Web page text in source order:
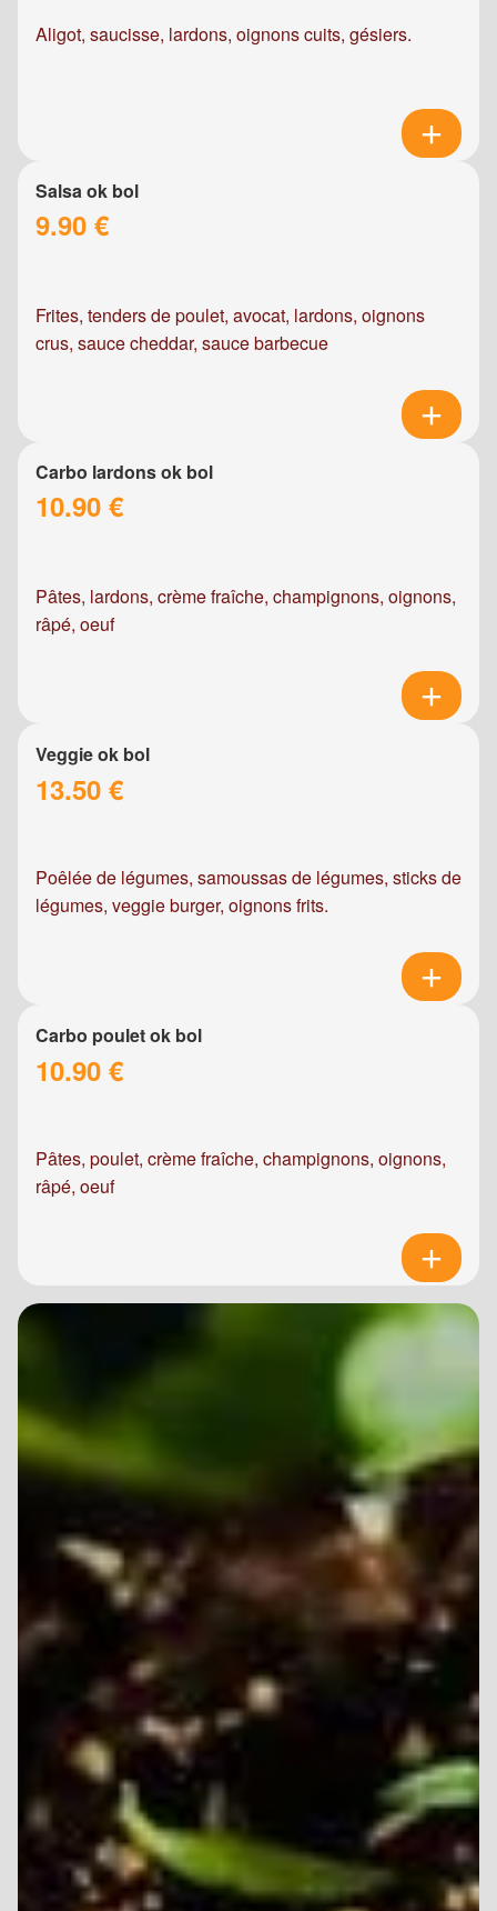
Aligot, saucisse, lardons, oignons cuits, gésiers.
Salsa ok bol
9.90 €
Frites, tenders de poulet, avocat, lardons, oignons
crus, sauce cheddar, sauce barbecue
Carbo lardons ok bol
10.90 €
Pâtes, lardons, crème fraîche, champignons, oignons,
râpé, oeuf
Veggie ok bol
13.50 €
Poêlée de légumes, samoussas de légumes, sticks de
légumes, veggie burger, oignons frits.
Carbo poulet ok bol
10.90 €
Pâtes, poulet, crème fraîche, champignons, oignons,
râpé, oeuf